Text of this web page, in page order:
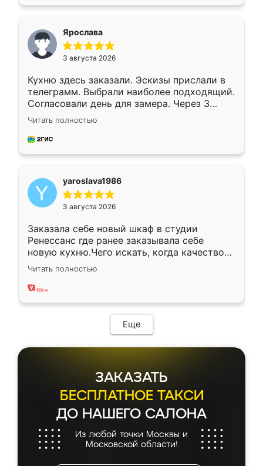
Ярослава
3 августа 2026
Кухню здесь заказали. Эскизы прислали в
телеграмм. Выбрали наиболее подходящий.
Согласовали день для замера. Через 3
недели кухня была уже готова. Остались
довольны работой. Спасибо Ренессанс
мебель за качественную работу!
Читать полностью
yaroslava1986
3 августа 2026
Заказала себе новый шкаф в студии
Ренессанс где ранее заказывала себе
новую кухню.Чего искать, когда качеством
вполне довольна. Служит кухня уже почти
два года, нареканий нет.
Читать полностью
Еще
ЗАКАЗАТЬ
БЕСПЛАТНОЕ ТАКСИ
ДО НАШЕГО САЛОНА
Из любой точки Москвы и
Московской области!